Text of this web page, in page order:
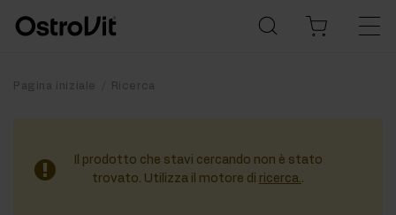
Pagina iniziale Ricerca
Il prodotto che stavi cercando non è stato
trovato. Utilizza il motore di ricerca..